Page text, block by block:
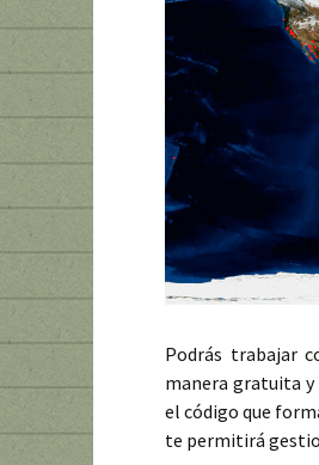
Podrás trabajar
manera gratuita y
el código que
te permitirá